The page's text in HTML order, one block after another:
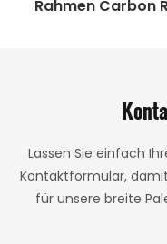
Lassen Sie einfach
Kontaktformular,
für unsere breite